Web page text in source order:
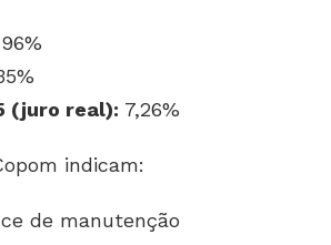
(juro real): 7,26%
indicam:
de manutenção